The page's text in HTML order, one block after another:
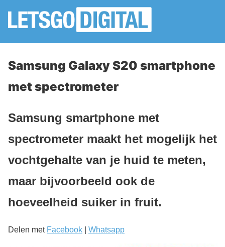
Samsung Galaxy S20 smartphone
met spectrometer
Samsung smartphone met
spectrometer maakt het mogelijk het
vochtgehalte van je huid te meten,
maar bijvoorbeeld ook de
hoeveelheid suiker in fruit.
Delen met Facebook Whatsapp